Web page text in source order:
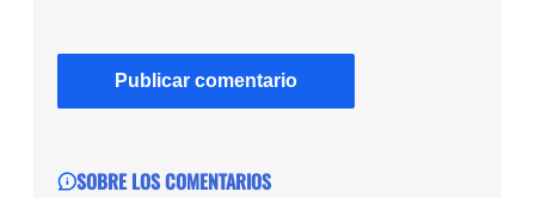
SOBRE LOS COMENTARIOS